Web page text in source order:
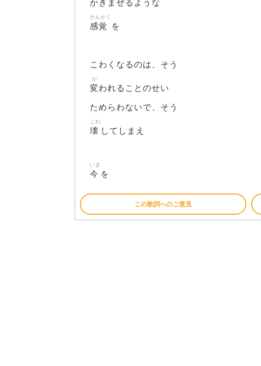
かきまぜるような
感覚
かんかく
を
こわくなるのは、そう
変
か
われることのせい
ためらわないで、そう
壊
こわ
してしまえ
今
いま
を
この歌詞へのご意見